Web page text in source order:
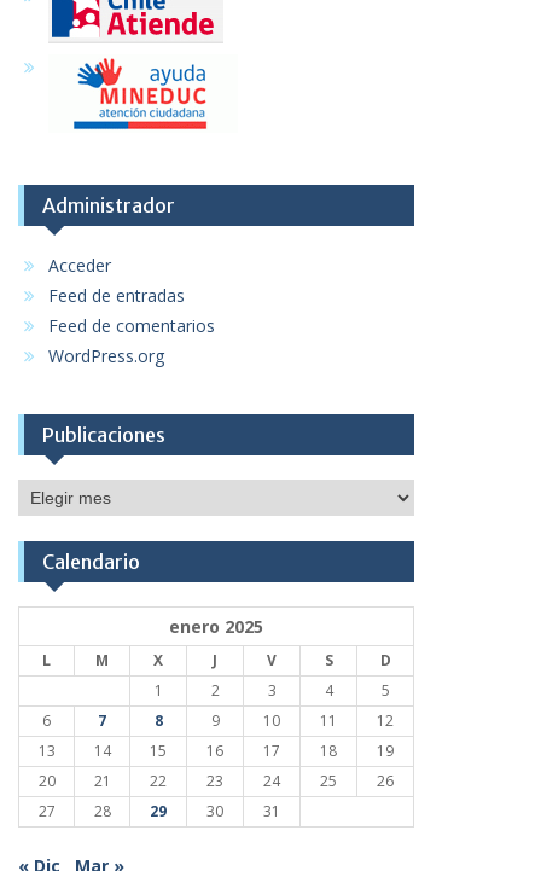
Administrador
Acceder
Feed de entradas
Feed de comentarios
WordPress.org
Publicaciones
Publicaciones
Calendario
enero 2025
L M X J V S
D
1
2 3 4
5
6
7 8 9 10 11
12
13
14 15 16 17 18
19
20
21 22 23 24 25
26
27
28 29 30 31
« Dic Mar »